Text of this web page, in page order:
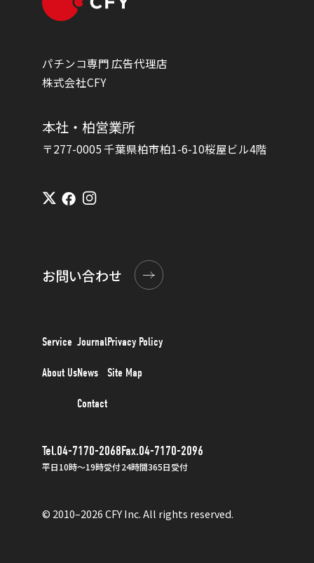
パチンコ専門 広告代理店
株式会社CFY
本社・柏営業所
〒277-0005 千葉県柏市柏1-6-10桜屋ビル4階
© 2010–2026 CFY Inc. All rights reserved.
お問い合わせ
Service
About Us
Journal
News
Contact
Privacy Policy
Site Map
Tel.04-7170-2068
平日10時〜19時受付
Fax.04-7170-2096
24時間365日受付